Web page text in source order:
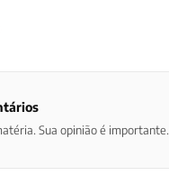
Sua opinião é importante.